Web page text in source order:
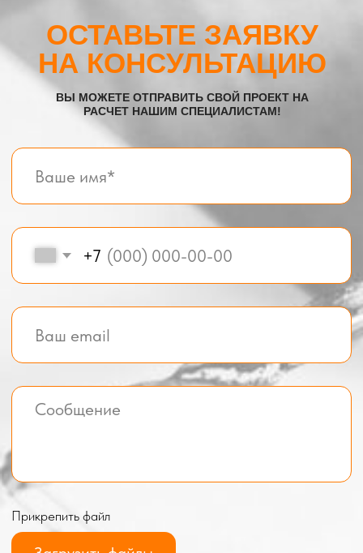
Навигация
Бытовки деревянные
Бытовки сантехнические
Модульные здания
Посты охраны КПП
+7 (926) 888-50-50
Контакты
Доставка
Фотогалерея
© BOX-MODUL24.RU 2025